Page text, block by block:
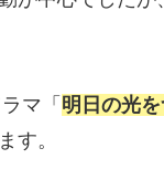
マ「 明日の光
す。